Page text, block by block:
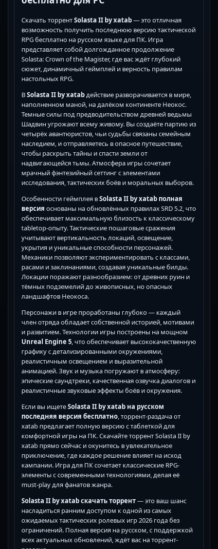
Скачать торрентSolasta II by xatab— это отличная
возможность получить последнюю версию тактической
RPG бесплатно на русском языке для ПК. Игра
представляет собой долгожданное продолжение
Solasta: Crown of the Magister, где вас ждёт глубокий
сюжет, динамичный геймплей и верность правилам
настольных RPG.
ВSolasta II by xatabдействие разворачивается в мире,
наполненном маной, на далёком континенте Неокос.
Темные силы под предводительством древней ведьмы
Шадвин угрожают всему живому. Вы создаёте партию из
четырёх авантюристов, чьи судьбы связаны семейным
наследием, и отправляетесь в опасное путешествие,
чтобы раскрыть тайны и спасти земли от
надвигающейся тьмы. Атмосфера игры сочетает
мрачный фэнтезийный сеттинг с элементами
исследования, тактических боёв и моральных выборов.
Особенности геймплея вSolasta II by xatab полная
версия основаны на обновлённых правилах SRD 5.2, что
обеспечивает максимальную близость к классическому
tabletop-опыту. Тактические пошаговые сражения
учитывают вертикальность локаций, освещение,
укрытия и уникальные способности персонажей.
Механики позволяют экспериментировать с классами,
расами и заклинаниями, создавая уникальные билды.
Локации поражают разнообразием: от древних руин и
тёмных подземелий до живописных, но опасных
ландшафтов Неокоса.
Персонажи в игре проработаны глубоко — каждый
член отряда обладает собственной историей, мотивами
и развитием. Технологии игры построены на мощном
Unreal Engine 5, что обеспечивает высококачественную
графику с детализированными окружениями,
реалистичным освещением и выразительной
анимацией. Звук и музыка погружают в атмосферу:
эпические саундтреки, качественная озвучка диалогов и
реалистичные звуковые эффекты боёв и окружения.
Если вы ищетеSolasta II by xatab на русском
последняя версия бесплатно, торрент-раздача от
xatab предлагает полную версию с таблеткой для
комфортной игры на ПК. Скачайте торрент Solasta II by
xatab прямо сейчас и окунитесь в увлекательное
приключение, где каждое решение влияет на исход
кампании. Игра для ПК сочетает классические RPG-
элементы с современными технологиями, делая её
must-play для фанатов жанра.
Solasta II by xatab скачать торрент— это ваш шанс
насладиться ранним доступом к одной из самых
ожидаемых тактических ролевых игр 2026 года без
ограничений. Полная версия на русском, с поддержкой
всех актуальных обновлений, ждёт вас на торрент-